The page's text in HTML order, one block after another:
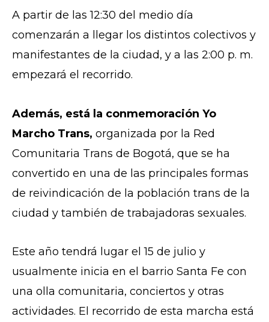
A partir de las 12:30 del medio día
comenzarán a llegar los distintos colectivos y
manifestantes de la ciudad, y a las 2:00 p. m.
empezará el recorrido.
Además, está la conmemoración Yo
Marcho Trans, organizada por la Red
Comunitaria Trans de Bogotá, que se ha
convertido en una de las principales formas
de reivindicación de la población trans de la
ciudad y también de trabajadoras sexuales.
Este año tendrá lugar el 15 de julio y
usualmente inicia en el barrio Santa Fe con
una olla comunitaria, conciertos y otras
actividades. El recorrido de esta marcha está